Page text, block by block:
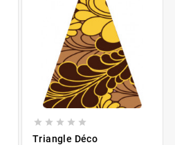
    
Triangle Déco